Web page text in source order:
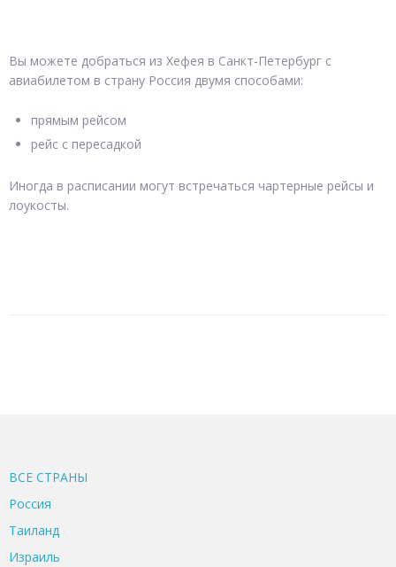
Вы можете добраться из Хефея в Санкт-Петербург с
авиабилетом в страну Россия двумя способами:
прямым рейсом
рейс с пересадкой
Иногда в расписании могут встречаться чартерные рейсы и
лоукосты.
ВСЕ CТРАНЫ
Россия
Таиланд
Израиль